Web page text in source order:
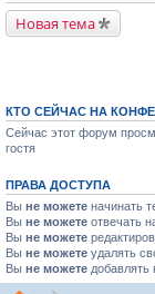
Новая тема
КТО СЕЙЧАС НА
Сейчас этот форум
гостя
ПРАВА ДОСТУПА
Вы не можете начинать
Вы не можете отвечать
Вы не можете
Вы не можете удалять
Вы не можете добавлять